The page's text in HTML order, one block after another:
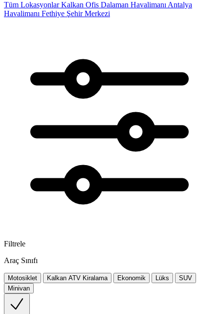
Tüm LokasyonlarKalkan Ofis Dalaman Havalimanı Antalya
Havalimanı Fethiye Şehir Merkezi
Filtrele
Araç Sınıfı
Motosiklet Kalkan ATV Kiralama Ekonomik Lüks
SUV
Minivan